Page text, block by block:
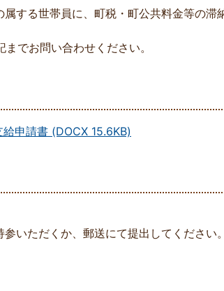
属する世帯員に、町税・町公共料金等の滞
でお問い合わせください。
申請書 (DOCX 15.6KB)
いただくか、郵送にて提出してください。